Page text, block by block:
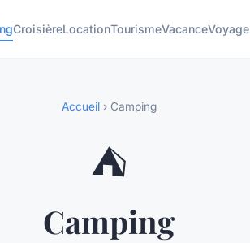
CroisièreLocationTourismeVacanceVoyage
Accueil› Camping
⛺
Camping